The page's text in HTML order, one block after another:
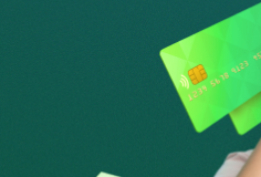
повышения